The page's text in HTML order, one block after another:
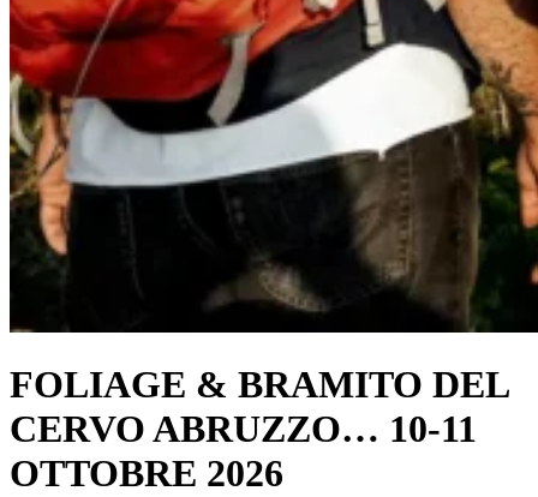
FOLIAGE & BRAMITO DEL
CERVO ABRUZZO… 10-11
OTTOBRE 2026